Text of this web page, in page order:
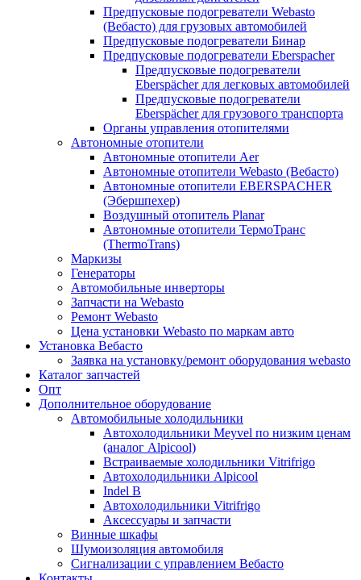
Предпусковые подогреватели Webasto
(Вебасто) для грузовых автомобилей
Предпусковые подогреватели Бинар
Предпусковые подогреватели Eberspacher
Предпусковые подогреватели
Eberspächer для легковых автомобилей
Предпусковые подогреватели
Eberspächer для грузового транспорта
Органы управления отопителями
Автономные отопители
Автономные отопители Аer
Автономные отопители Webasto (Вебасто)
Автономные отопители EBERSPACHER
(Эбершпехер)
Воздушный отопитель Planar
Автономные отопители ТермоТранс
(ThermoTrans)
Маркизы
Генераторы
Автомобильные инверторы
Запчасти на Webasto
Ремонт Webasto
Цена установки Webasto по маркам авто
Установка Вебасто
Заявка на установку/ремонт оборудования webasto
Каталог запчастей
Опт
Дополнительное оборудование
Автомобильные холодильники
Автохолодильники Meyvel по низким ценам
(аналог Alpicool)
Встраиваемые холодильники Vitrifrigo
Автохолодильники Alpicool
Indel B
Автохолодильники Vitrifrigo
Аксессуары и запчасти
Винные шкафы
Шумоизоляция автомобиля
Сигнализации с управлением Вебасто